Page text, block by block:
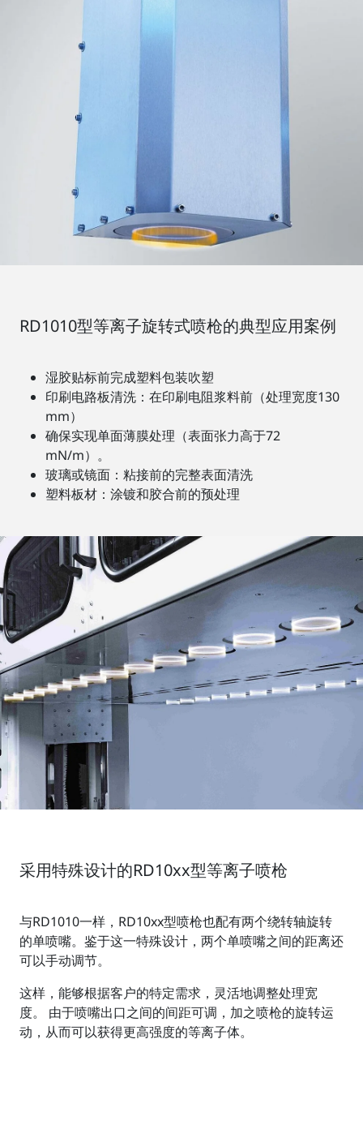
RD1010型等离子旋转式喷枪的典型应用案例
湿胶贴标前完成塑料包装吹塑
印刷电路板清洗：在印刷电阻浆料前（处理宽度130
mm）
确保实现单面薄膜处理（表面张力高于72
mN/m）。
玻璃或镜面：粘接前的完整表面清洗
塑料板材：涂镀和胶合前的预处理
采用特殊设计的RD10xx型等离子喷枪
与RD1010一样，RD10xx型喷枪也配有两个绕转轴旋转
的单喷嘴。鉴于这一特殊设计，两个单喷嘴之间的距离还
可以手动调节。
这样，能够根据客户的特定需求，灵活地调整处理宽
度。 由于喷嘴出口之间的间距可调，加之喷枪的旋转运
动，从而可以获得更高强度的等离子体。